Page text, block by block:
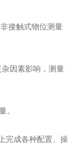
接触式物位测量
杂因素影响，测量
。
完成各种配置、操